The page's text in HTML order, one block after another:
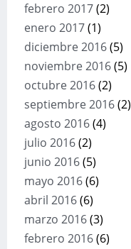
febrero 2017(2)
enero 2017(1)
diciembre 2016(5)
noviembre 2016(5)
octubre 2016(2)
septiembre 2016(2)
agosto 2016(4)
julio 2016(2)
junio 2016(5)
mayo 2016(6)
abril 2016(6)
marzo 2016(3)
febrero 2016(6)